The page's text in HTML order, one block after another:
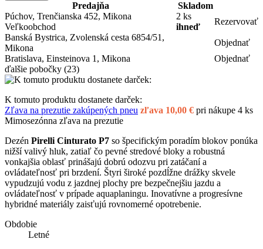
Predajňa
Skladom
Púchov, Trenčianska 452, Mikona
Veľkoobchod
2 ks
ihneď
Rezervovať
Banská Bystrica, Zvolenská cesta 6854/51,
Mikona
Objednať
Bratislava, Einsteinova 1, Mikona
Objednať
ďalšie pobočky (23)
K tomuto produktu dostanete darček:
Zľava na prezutie zakúpených pneu zľava 10,00 € pri nákupe 4 ks
Mimosezónna zľava na prezutie
Dezén Pirelli Cinturato P7 so špecifickým poradím blokov ponúka
nižší valivý hluk, zatiaľ čo pevné stredové bloky a robustná
vonkajšia oblasť prinášajú dobrú odozvu pri zatáčaní a
ovládateľnosť pri brzdení. Štyri široké pozdĺžne drážky skvele
vypudzujú vodu z jazdnej plochy pre bezpečnejšiu jazdu a
ovládateľnosť v prípade aquaplaningu. Inovatívne a progresívne
hybridné materiály zaisťujú rovnomerné opotrebenie.
Obdobie
Letné